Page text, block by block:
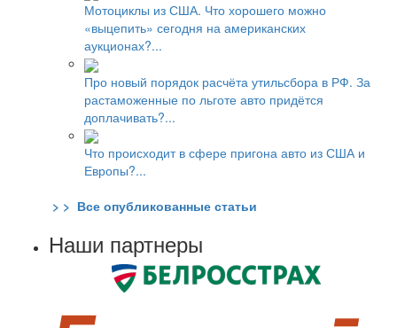
Мотоциклы из США. Что хорошего можно
«выцепить» сегодня на американских
аукционах?...
Про новый порядок расчёта утильсбора в РФ. За
растаможенные по льготе авто придётся
доплачивать?...
Что происходит в сфере пригона авто из США и
Европы?...
> > Все опубликованные статьи
Наши партнеры